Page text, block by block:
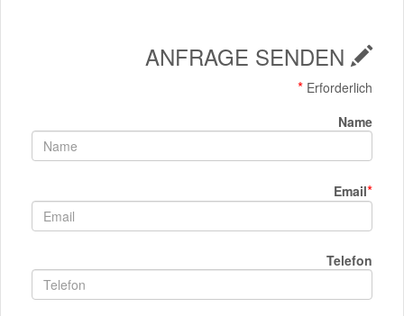
ANFRAGE SENDEN
* Erforderlich
Name
Email*
Telefon